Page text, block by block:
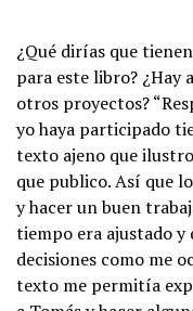
¿Qué dirías que
para este libro? ¿Hay
otros proyectos?
yo haya participado
texto ajeno que
que publico. Así que
y hacer un buen
tiempo era ajustado
decisiones como me
texto me permitía